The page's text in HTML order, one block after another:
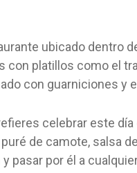
ubicado dentro
con platillos como el
con guarniciones y
celebrar este
de camote, salsa
pasar por él a